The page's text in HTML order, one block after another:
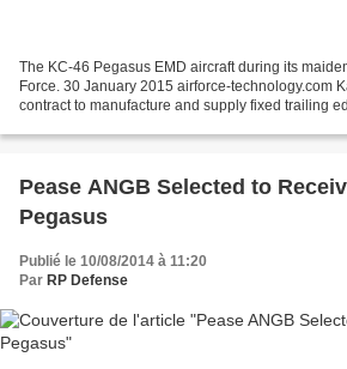
The KC-46 Pegasus EMD aircraft during its
Force. 30 January 2015 airforce-technology.com
contract to manufacture and supply fixed trailing
Pease ANGB Selected to
Pegasus
Publié le 10/08/2014 à 11:20
Par RP Defense